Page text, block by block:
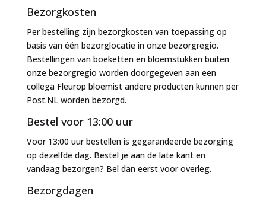
Bezorgkosten
Per bestelling zijn bezorgkosten van toepassing op
basis van één bezorglocatie in onze bezorgregio.
Bestellingen van boeketten en bloemstukken buiten
onze bezorgregio worden doorgegeven aan een
collega Fleurop bloemist andere producten kunnen per
Post.NL worden bezorgd.
Bestel voor 13:00 uur
Voor 13:00 uur bestellen is gegarandeerde bezorging
op dezelfde dag. Bestel je aan de late kant en
vandaag bezorgen? Bel dan eerst voor overleg.
Bezorgdagen